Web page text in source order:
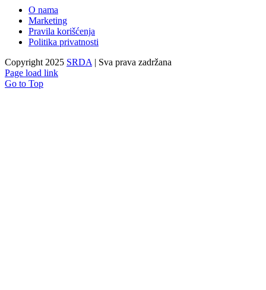
O nama
Marketing
Pravila korišćenja
Politika privatnosti
Copyright 2025 SRDA | Sva prava zadržana
Page load link
Go to Top